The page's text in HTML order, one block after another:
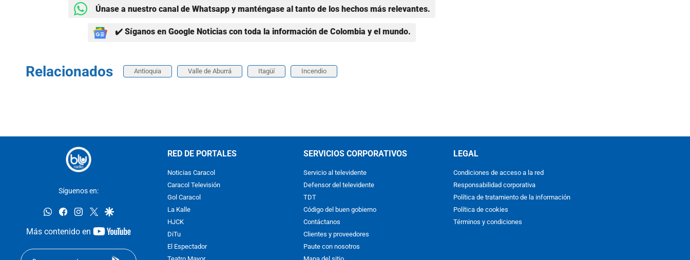
Únase a nuestro canal de Whatsapp y manténgase al tanto de los hechos más relevantes.
✔️ Síganos en Google Noticias con toda la información de Colombia y el mundo.
Relacionados Antioquia Valle de Aburrá Itagüí Incendio
Síguenos en:
whatsappfacebookinstagram
twittergoogle
Más contenido en
youtube-
RED DE PORTALES
Noticias Caracol
Caracol Televisión
Gol Caracol
La Kalle
HJCK
DiTu
El Espectador
SERVICIOS CORPORATIVOS
Servicio al televidente
Defensor del televidente
TDT
Código del buen gobierno
Contáctanos
Clientes y proveedores
Paute con nosotros
LEGAL
Condiciones de acceso a la red
Responsabilidad corporativa
Política de tratamiento de la información
Política de cookies
Términos y condiciones